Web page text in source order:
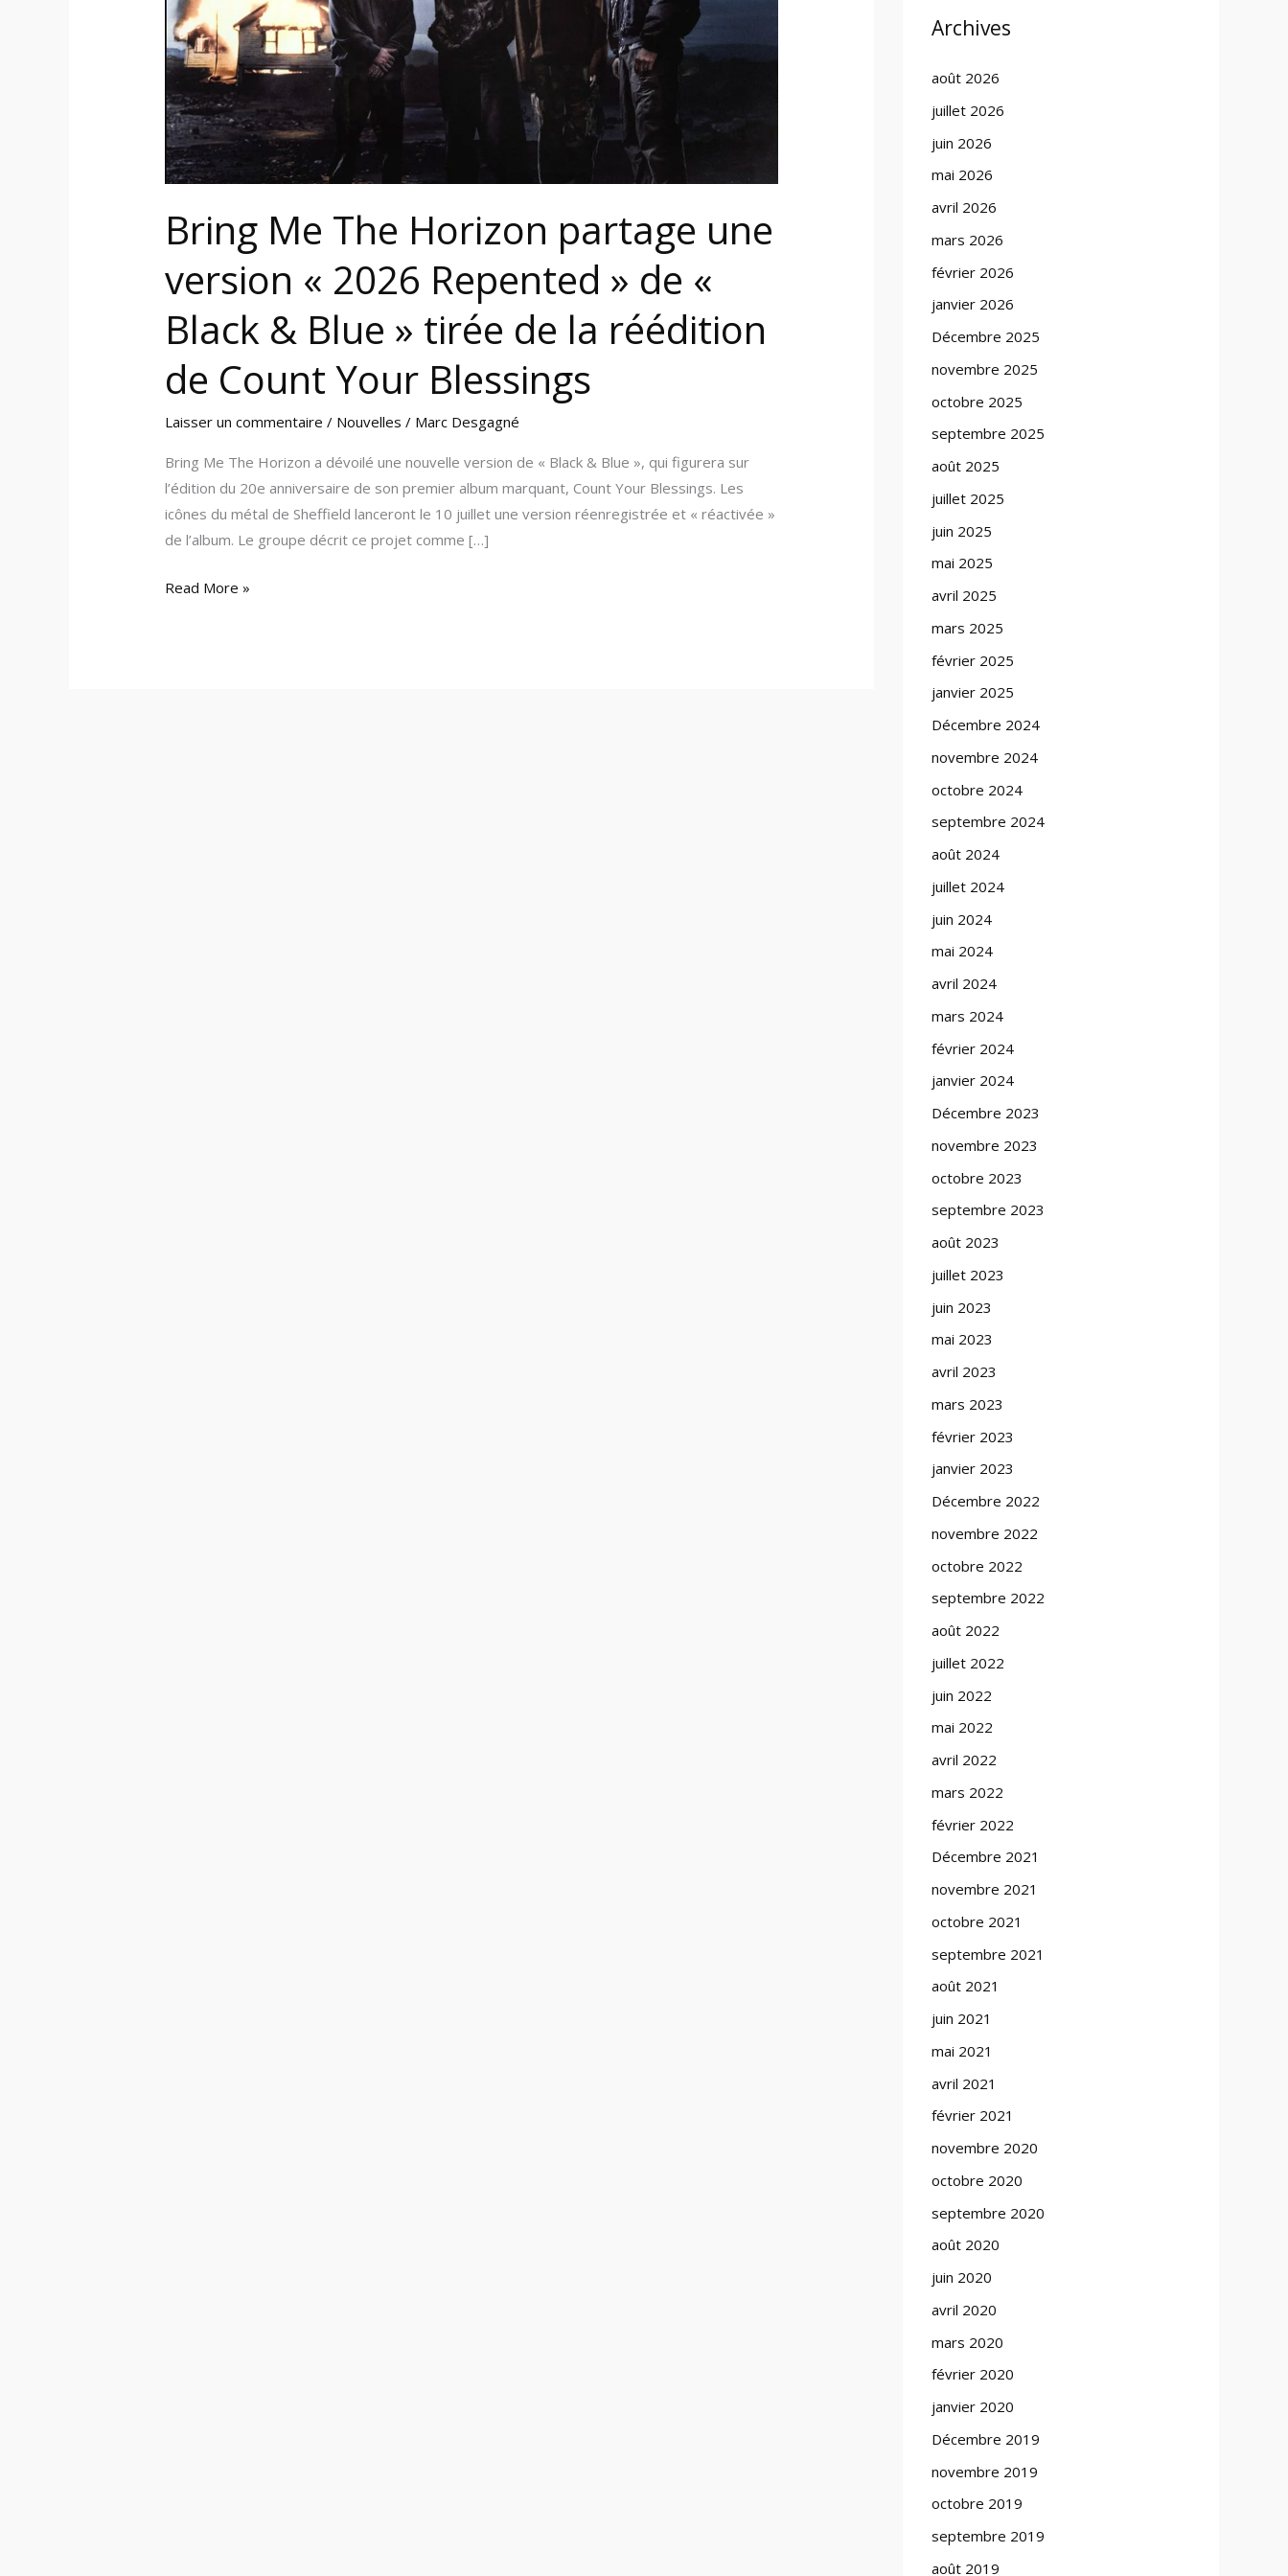
Bring Me The Horizon partage une
version « 2026 Repented » de «
Black & Blue » tirée de la réédition
de Count Your Blessings
Laisser un commentaire / Nouvelles / Marc Desgagné
Bring Me The Horizon a dévoilé une nouvelle version de « Black & Blue », qui figurera sur
l’édition du 20e anniversaire de son premier album marquant, Count Your Blessings. Les
icônes du métal de Sheffield lanceront le 10 juillet une version réenregistrée et « réactivée »
de l’album. Le groupe décrit ce projet comme […]
2026
Repented
»
de
«
Black
&
»
tirée
de
réédition
Count
Blessings
Read More »
Archives
août 2026
juillet 2026
juin 2026
mai 2026
avril 2026
mars 2026
février 2026
janvier 2026
Décembre 2025
novembre 2025
octobre 2025
septembre 2025
août 2025
juillet 2025
juin 2025
mai 2025
avril 2025
mars 2025
février 2025
janvier 2025
Décembre 2024
novembre 2024
octobre 2024
septembre 2024
août 2024
juillet 2024
juin 2024
mai 2024
avril 2024
mars 2024
février 2024
janvier 2024
Décembre 2023
novembre 2023
octobre 2023
septembre 2023
août 2023
juillet 2023
juin 2023
mai 2023
avril 2023
mars 2023
février 2023
janvier 2023
Décembre 2022
novembre 2022
octobre 2022
septembre 2022
août 2022
juillet 2022
juin 2022
mai 2022
avril 2022
mars 2022
février 2022
Décembre 2021
novembre 2021
octobre 2021
septembre 2021
août 2021
juin 2021
mai 2021
avril 2021
février 2021
novembre 2020
octobre 2020
septembre 2020
août 2020
juin 2020
avril 2020
mars 2020
février 2020
janvier 2020
Décembre 2019
novembre 2019
octobre 2019
septembre 2019
août 2019